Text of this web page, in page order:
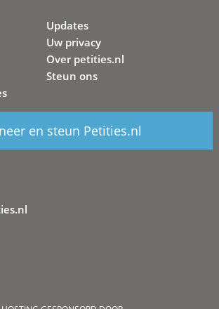
Updates
Uw privacy
Over petities.nl
Steun ons
en steun Petities.nl